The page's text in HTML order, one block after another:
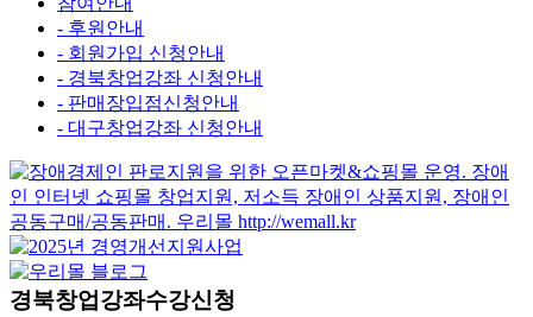
- 후원안내
- 회원가입 신청안내
- 경북창업강좌 신청안내
- 판매장입점신청안내
- 대구창업강좌 신청안내
경북창업강좌수강신청